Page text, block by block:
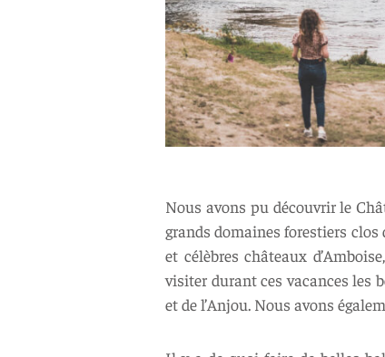
Nous avons pu découvrir le
grands domaines forestiers clos
et célèbres châteaux
visiter durant ces vacances les
et de l’Anjou. Nous avons